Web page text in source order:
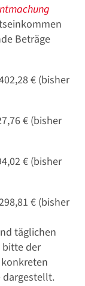
Beträge
€ (bisher
€ (bisher
€ (bisher
€ (bisher
täglichen
bitte der
dargestellt.